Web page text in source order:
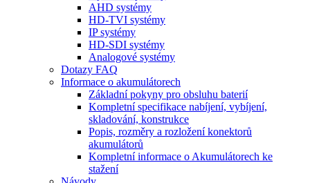
AHD systémy
HD-TVI systémy
IP systémy
HD-SDI systémy
Analogové systémy
Dotazy FAQ
Informace o akumulátorech
Základní pokyny pro obsluhu baterií
Kompletní specifikace nabíjení, vybíjení,
skladování, konstrukce
Popis, rozměry a rozložení konektorů
akumulátorů
Kompletní informace o Akumulátorech ke
stažení